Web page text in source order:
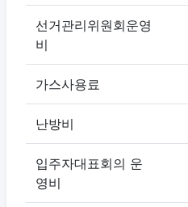
선거관리위원회운영
비
가스사용료
난방비
입주자대표회의 운
영비